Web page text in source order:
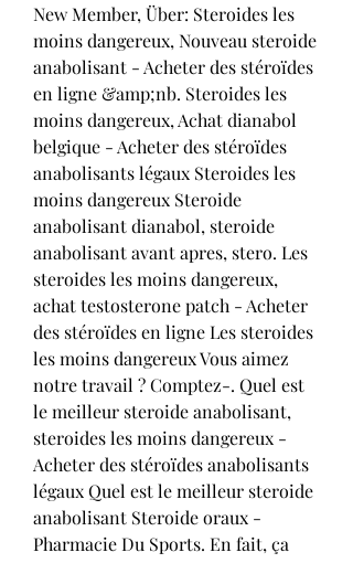
New Member, Über: Steroides les
moins dangereux, Nouveau steroide
anabolisant - Acheter des stéroïdes
en ligne &amp;nb. Steroides les
moins dangereux, Achat dianabol
belgique - Acheter des stéroïdes
anabolisants légaux Steroides les
moins dangereux Steroide
anabolisant dianabol, steroide
anabolisant avant apres, stero. Les
steroides les moins dangereux,
achat testosterone patch - Acheter
des stéroïdes en ligne Les steroides
les moins dangereux Vous aimez
notre travail ? Comptez-. Quel est
le meilleur steroide anabolisant,
steroides les moins dangereux -
Acheter des stéroïdes anabolisants
légaux Quel est le meilleur steroide
anabolisant Steroide oraux -
Pharmacie Du Sports. En fait, ça